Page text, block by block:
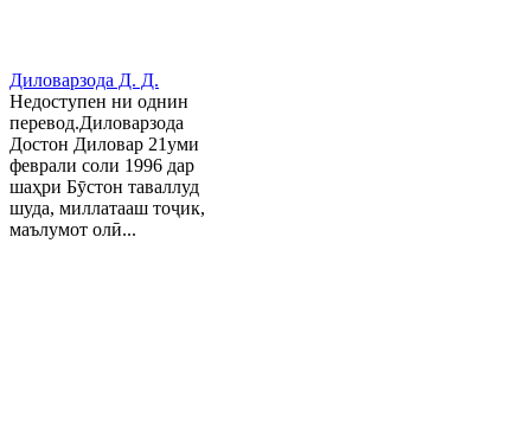
Диловарзода Д. Д.
Недоступен ни однин
перевод.Диловарзода
Достон Диловар 21уми
феврали соли 1996 дар
шаҳри Бӯстон таваллуд
шуда, миллатааш тоҷик,
маълумот олӣ...